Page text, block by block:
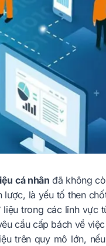
cá nhân đã không
lược, là yếu tố then
trong các lĩnh vực
cầu cấp bách về
trên quy mô lớn,